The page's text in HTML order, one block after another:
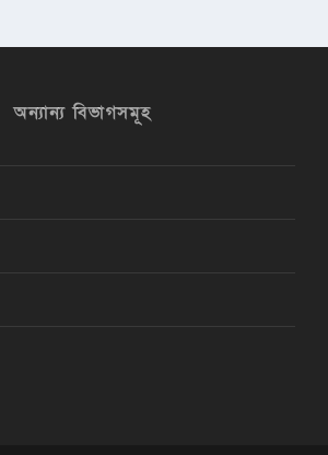
অন্যান্য বিভাগসমূহ